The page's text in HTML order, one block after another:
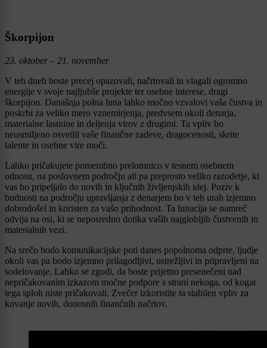
Škorpijon
23. oktober – 21. november
V teh dneh boste precej opazovali, načrtovali in vlagali ogromno
energije v svoje najljubše projekte ter osebne interese, dragi
škorpijon. Današnja polna luna lahko močno vzvalovi vaša čustva in
poskrbi za veliko mero vznemirjenja, predvsem okoli denarja,
materialne lastnine in deljenja virov z drugimi. Ta vpliv bo
neusmiljeno osvetlil vaše finančne zadeve, dragocenosti, skrite
talente in osebne vire moči.
Lahko pričakujete pomembno prelomnico v tesnem osebnem
odnosu, na poslovnem področju ali pa preprosto veliko razodetje, ki
vas bo pripeljalo do novih in ključnih življenjskih idej. Poziv k
budnosti na področju upravljanja z denarjem bo v teh urah izjemno
dobrodošel in koristen za vašo prihodnost. Ta lunacija se namreč
odvija na osi, ki se neposredno dotika vaših najglobljih čustvenih in
materialnih vezi.
Na srečo bodo komunikacijske poti danes popolnoma odprte, ljudje
okoli vas pa bodo izjemno prilagodljivi, ustrežljivi in pripravljeni na
sodelovanje. Lahko se zgodi, da boste prijetno presenečeni nad
nepričakovanim izkazom močne podpore s strani nekoga, od kogar
tega sploh niste pričakovali. Zvečer izkoristite ta stabilen vpliv za
kovanje novih, donosnih finančnih načrtov.